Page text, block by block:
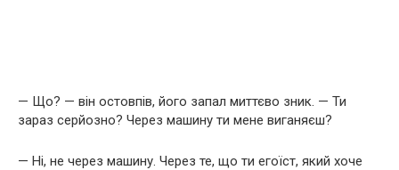
— Що? — він остовпів, його запал миттєво зник. — Ти
зараз серйозно? Через машину ти мене виганяєш?
— Ні, не через машину. Через те, що ти егоїст, який хоче